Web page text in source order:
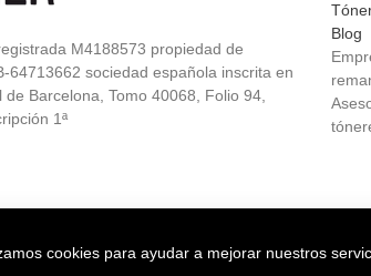
M4188573 propiedad de
64713662 sociedad española inscrita en
Barcelona, Tomo 40068, Folio 94,
1ª
Blog
cookies para ayudar a mejorar nuestros